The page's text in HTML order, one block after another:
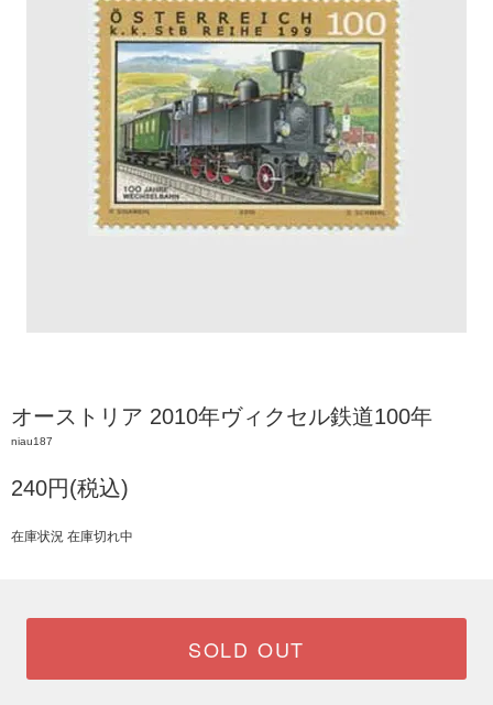
オーストリア 2010年ヴィクセル鉄道100年
niau187
240円(税込)
在庫状況 在庫切れ中
SOLD OUT